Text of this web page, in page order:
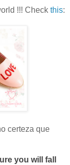
!!! Check this:
certeza que
you will fall